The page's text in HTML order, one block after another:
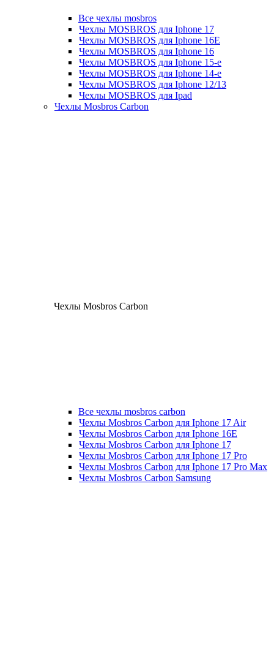
Все чехлы mosbros
Чехлы MOSBROS для Iphone 17
Чехлы MOSBROS для Iphone 16E
Чехлы MOSBROS для Iphone 16
Чехлы MOSBROS для Iphone 15-е
Чехлы MOSBROS для Iphone 14-е
Чехлы MOSBROS для Iphone 12/13
Чехлы MOSBROS для Ipad
Чехлы Mosbros Carbon
Чехлы Mosbros Carbon
Все чехлы mosbros carbon
Чехлы Mosbros Carbon для Iphone 17 Air
Чехлы Mosbros Carbon для Iphone 16E
Чехлы Mosbros Carbon для Iphone 17
Чехлы Mosbros Carbon для Iphone 17 Pro
Чехлы Mosbros Carbon для Iphone 17 Pro Max
Чехлы Mosbros Carbon Samsung